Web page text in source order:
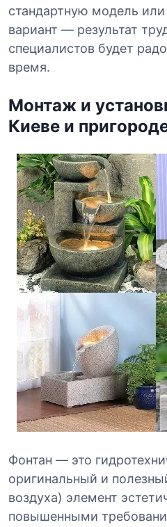
стандартную модель
вариант — результат
специалистов будет
время.
Монтаж и
Киеве и
Фонтан — это
оригинальный и
воздуха) элемент
повышенными